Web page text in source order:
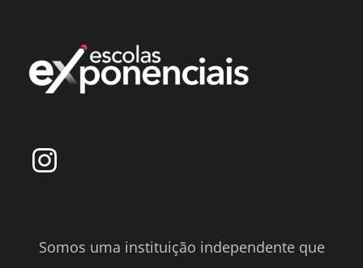
Somos uma instituição independente que